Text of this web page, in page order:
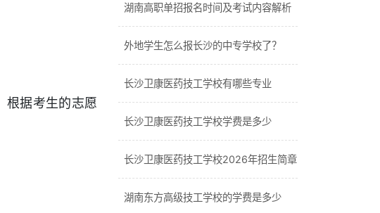
根据考生的志愿
湖南高职单招报名时间及考试内容解析
外地学生怎么报长沙的中专学校了？
长沙卫康医药技工学校有哪些专业
长沙卫康医药技工学校学费是多少
长沙卫康医药技工学校2026年招生简章
湖南东方高级技工学校的学费是多少